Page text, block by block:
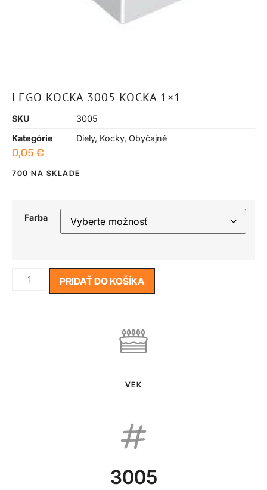
LEGO KOCKA 3005 KOCKA 1×1
SKU
3005
Kategórie
Diely, Kocky, Obyčajné
0,05 €
700 NA SKLADE
Farba
PRIDAŤ DO KOŠÍKA
VEK
3005